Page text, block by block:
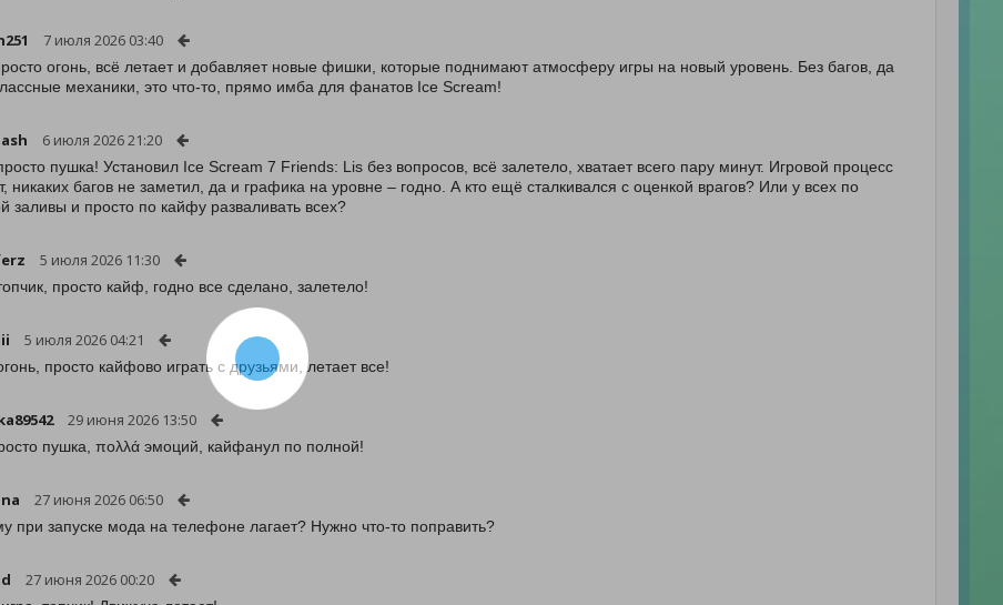
7 июля 2026 03:40
огонь, всё летает и добавляет новые фишки, которые поднимают атмосферу игры на новый уровень. Без багов, да
механики, это что-то, прямо имба для фанатов Ice Scream!
6 июля 2026 21:20
пушка! Установил Ice Scream 7 Friends: Lis без вопросов, всё залетело, хватает всего пару минут. Игровой процесс
никаких багов не заметил, да и графика на уровне – годно. А кто ещё сталкивался с оценкой врагов? Или у всех по
заливы и просто по кайфу разваливать всех?
5 июля 2026 11:30
просто кайф, годно все сделано, залетело!
5 июля 2026 04:21
просто кайфово играть с друзьями, летает все!
29 июня 2026 13:50
пушка, πολλά эмоций, кайфанул по полной!
27 июня 2026 06:50
при запуске мода на телефоне лагает? Нужно что-то поправить?
27 июня 2026 00:20